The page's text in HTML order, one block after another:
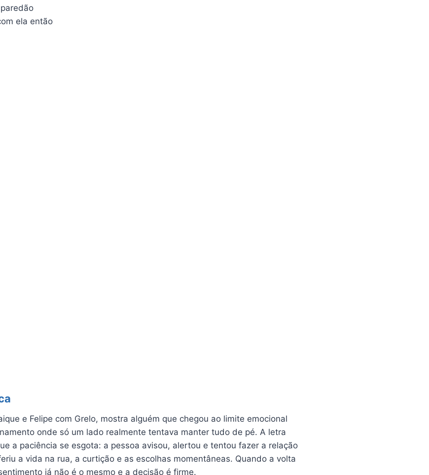
ela então
e Felipe com Grelo, mostra alguém que chegou ao limite emocional
onde só um lado realmente tentava manter tudo de pé. A letra
a paciência se esgota: a pessoa avisou, alertou e tentou fazer a relação
a vida na rua, a curtição e as escolhas momentâneas. Quando a volta
já não é o mesmo e a decisão é firme.